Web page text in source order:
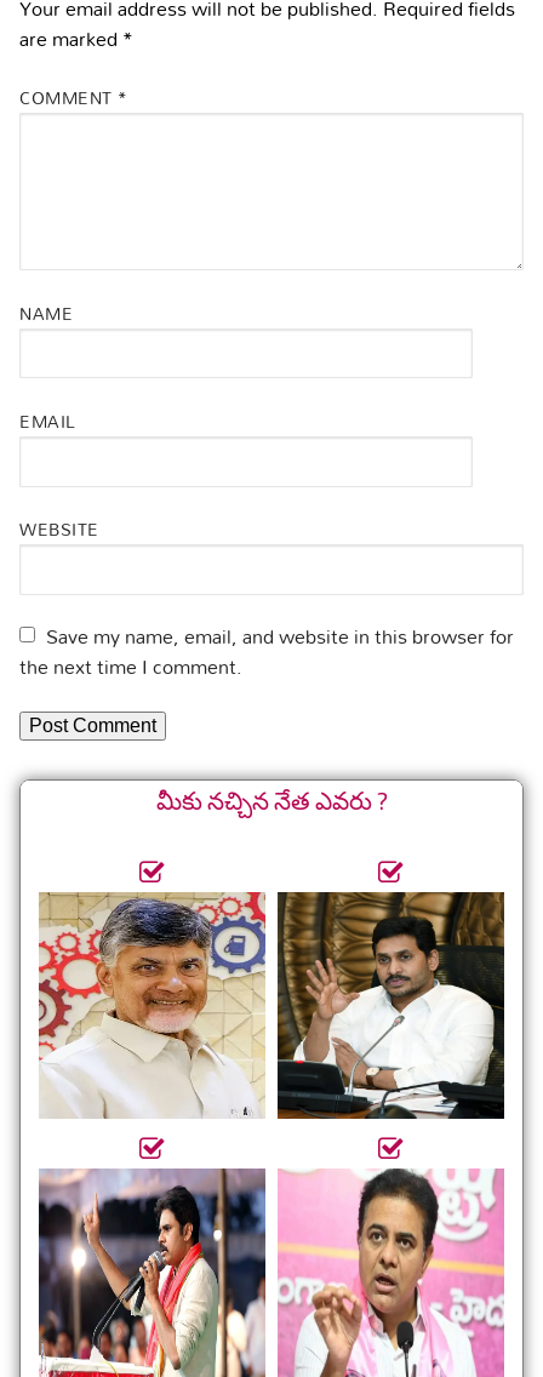
Your email address will not be published. Required fields
are marked*
COMMENT *
NAME
EMAIL
WEBSITE
Save my name, email, and website in this browser for
the next time I comment.
మీకు నచ్చిన నేత ఎవరు ?